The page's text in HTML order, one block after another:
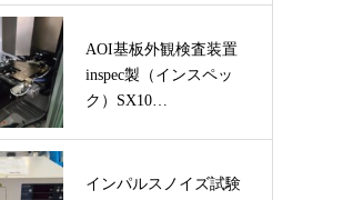
AOI基板外観検査装置
inspec製（インスペッ
ク）SX10…
インパルスノイズ試験